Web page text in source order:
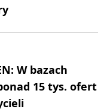
W bazach
15 tys. ofert